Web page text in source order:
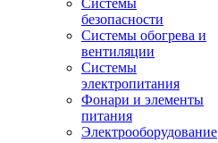
Системы
безопасности
Системы обогрева и
вентиляции
Системы
электропитания
Фонари и элементы
питания
Электрооборудование